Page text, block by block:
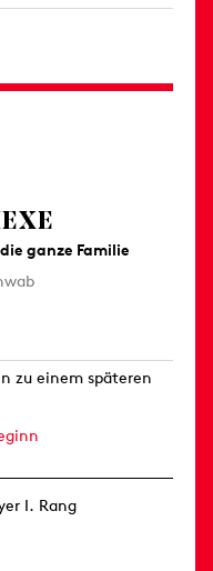
ganze Familie
zu einem späteren
I. Rang